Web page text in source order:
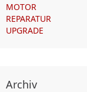
MOTOR
REPARATUR
UPGRADE
Archiv